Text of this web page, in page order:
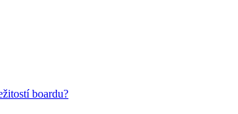
boardu?